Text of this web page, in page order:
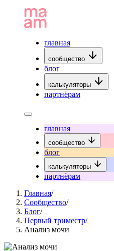
главная
сообщество
блог
калькуляторы
партнёрам
главная
сообщество
блог
калькуляторы
партнёрам
Главная/
Сообщество/
Блог/
Первый триместр/
Анализ мочи